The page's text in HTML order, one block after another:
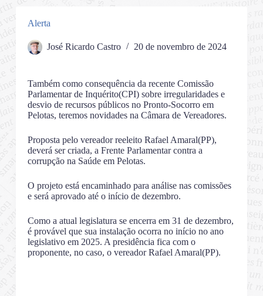
Alerta
José Ricardo Castro 20 de novembro de 2024
Também como consequência da recente Comissão
Parlamentar de Inquérito(CPI) sobre irregularidades e
desvio de recursos públicos no Pronto-Socorro em
Pelotas, teremos novidades na Câmara de Vereadores.
Proposta pelo vereador reeleito Rafael Amaral(PP),
deverá ser criada, a Frente Parlamentar contra a
corrupção na Saúde em Pelotas.
O projeto está encaminhado para análise nas comissões
e será aprovado até o início de dezembro.
Como a atual legislatura se encerra em 31 de dezembro,
é provável que sua instalação ocorra no início no ano
legislativo em 2025. A presidência fica com o
proponente, no caso, o vereador Rafael Amaral(PP).